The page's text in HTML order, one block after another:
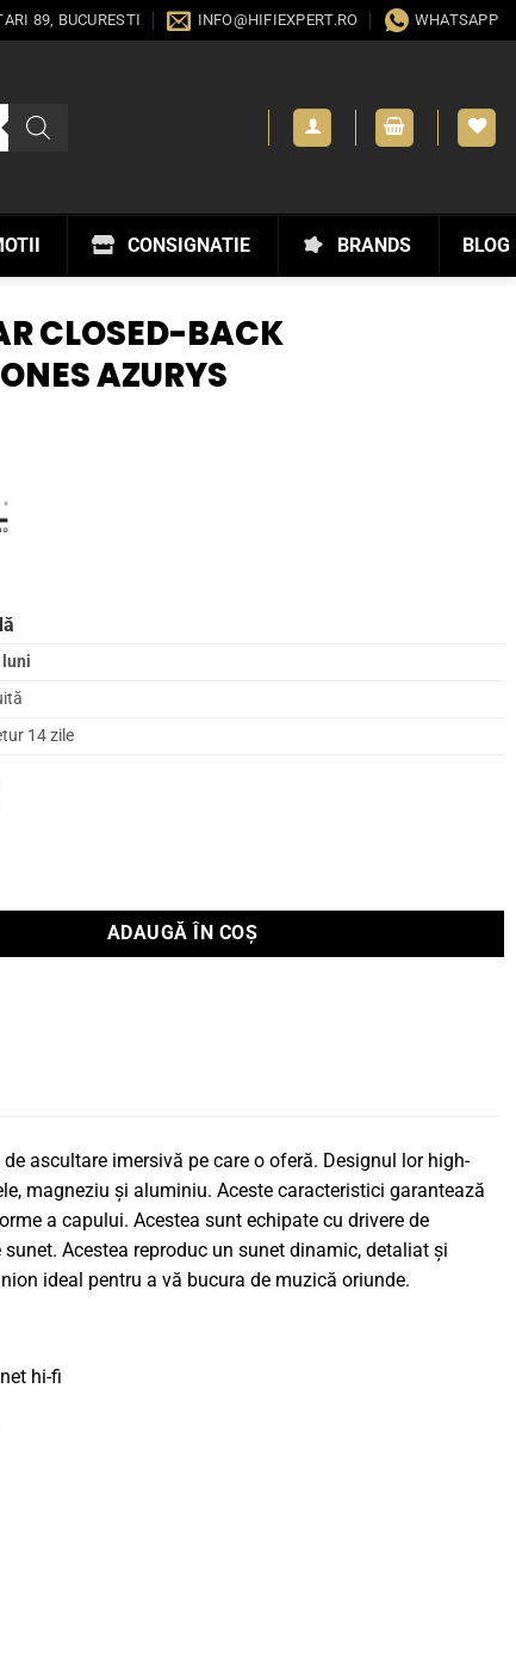
89, BUCURESTI INFO@HIFIEXPERT.RO WHATSAPP
BLOG
BRANDS
CONSIGNATIE
CLOSED-BACK
AZURYS
14 zile
Closed-Back Headphones AZURYS
ADAUGĂ ÎN COȘ
ascultare imersivă pe care o oferă. Designul lor high-
magneziu și aluminiu. Aceste caracteristici garantează
a capului. Acestea sunt echipate cu drivere de
Acestea reproduc un sunet dinamic, detaliat și
ideal pentru a vă bucura de muzică oriunde.
hi-fi